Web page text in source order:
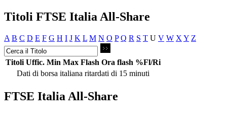
Titoli FTSE Italia All-Share
A B C D E F G H I J K L M N O P Q R S T U V W X Y Z
Titoli Uffic. Min Max Flash Ora flash %Fl/Ri
Dati di borsa italiana ritardati di 15 minuti
FTSE Italia All-Share